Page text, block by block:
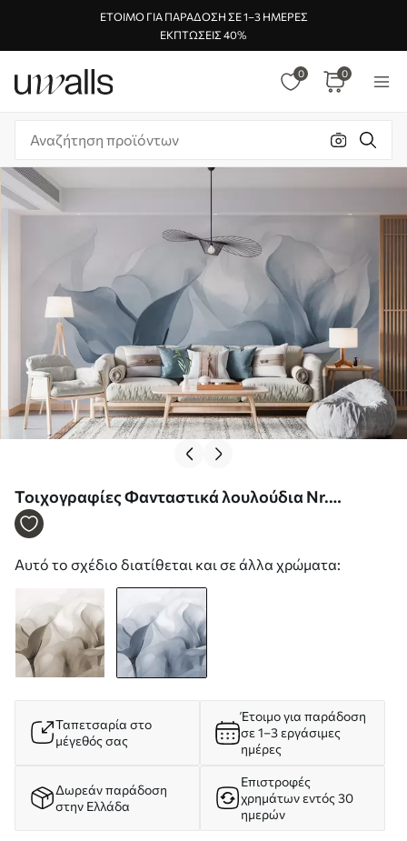
ΈΤΟΙΜΟ ΓΙΑ ΠΑΡΆΔΟΣΗ ΣΕ 1–3 ΗΜΈΡΕΣ
ΕΚΠΤΏΣΕΙΣ 40%
0 0
Τοιχογραφίες Φανταστικά λουλούδια Nr.
w05086v1
Αυτό το σχέδιο διατίθεται και σε άλλα χρώματα:
Ταπετσαρία στο
μέγεθός σας
Έτοιμο για παράδοση
σε 1–3 εργάσιμες
ημέρες
Δωρεάν παράδοση
στην Ελλάδα
Επιστροφές
χρημάτων εντός 30
ημερών